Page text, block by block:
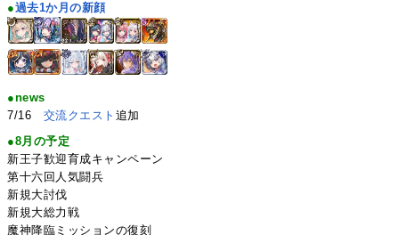
●過去1か月の新顔
●news
7/16 交流クエスト 追加
●8月の予定
新王子歓迎育成キャンペーン
第十六回人気闘兵
新規大討伐
新規大総力戦
魔神降臨ミッションの復刻